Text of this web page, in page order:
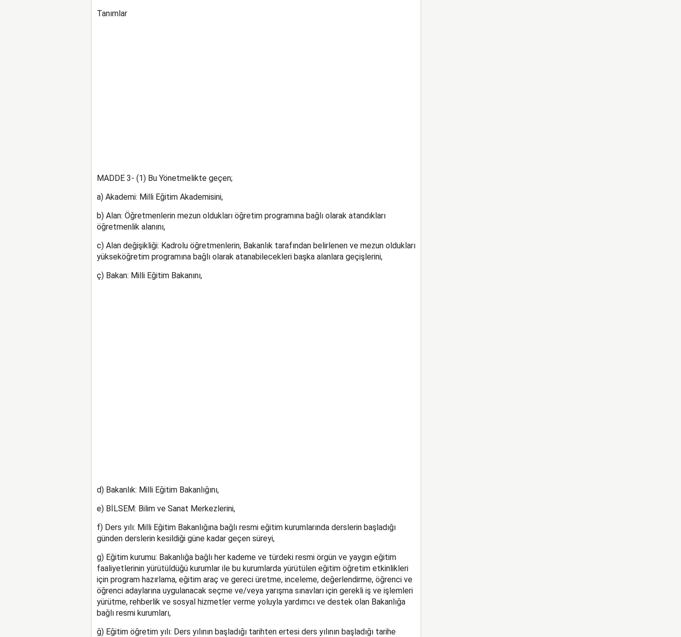
Tanımlar
MADDE 3- (1) Bu Yönetmelikte geçen;
a) Akademi: Milli Eğitim Akademisini,
b) Alan: Öğretmenlerin mezun oldukları öğretim programına bağlı olarak atandıkları
öğretmenlik alanını,
c) Alan değişikliği: Kadrolu öğretmenlerin, Bakanlık tarafından belirlenen ve mezun oldukları
yükseköğretim programına bağlı olarak atanabilecekleri başka alanlara geçişlerini,
ç) Bakan: Milli Eğitim Bakanını,
d) Bakanlık: Milli Eğitim Bakanlığını,
e) BİLSEM: Bilim ve Sanat Merkezlerini,
f) Ders yılı: Milli Eğitim Bakanlığına bağlı resmi eğitim kurumlarında derslerin başladığı
günden derslerin kesildiği güne kadar geçen süreyi,
g) Eğitim kurumu: Bakanlığa bağlı her kademe ve türdeki resmi örgün ve yaygın eğitim
faaliyetlerinin yürütüldüğü kurumlar ile bu kurumlarda yürütülen eğitim öğretim etkinlikleri
için program hazırlama, eğitim araç ve gereci üretme, inceleme, değerlendirme, öğrenci ve
öğrenci adaylarına uygulanacak seçme ve/veya yarışma sınavları için gerekli iş ve işlemleri
yürütme, rehberlik ve sosyal hizmetler verme yoluyla yardımcı ve destek olan Bakanlığa
bağlı resmi kurumları,
ğ) Eğitim öğretim yılı: Ders yılının başladığı tarihten ertesi ders yılının başladığı tarihe